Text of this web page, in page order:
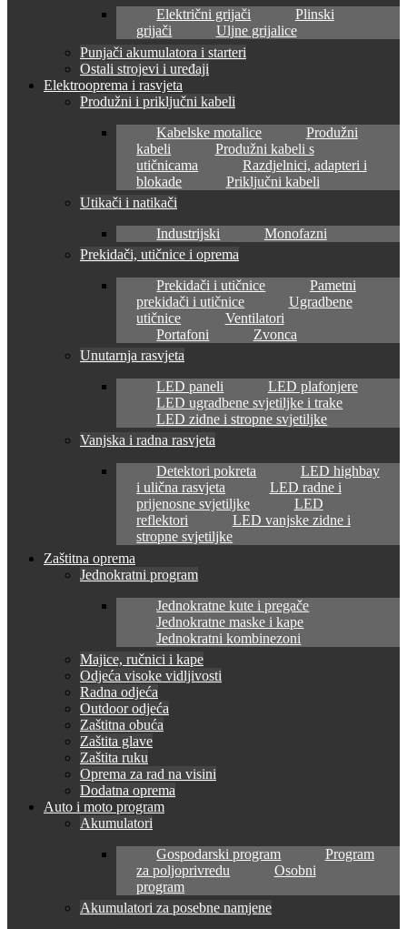
Električni grijači
Plinski
grijači
Uljne grijalice
Punjači akumulatora i starteri
Ostali strojevi i uređaji
Elektrooprema i rasvjeta
Produžni i priključni kabeli
Kabelske motalice
Produžni
kabeli
Produžni kabeli s
utičnicama
Razdjelnici, adapteri i
blokade
Priključni kabeli
Utikači i natikači
Industrijski
Monofazni
Prekidači, utičnice i oprema
Prekidači i utičnice
Pametni
prekidači i utičnice
Ugradbene
utičnice
Ventilatori
Portafoni
Zvonca
Unutarnja rasvjeta
LED paneli
LED plafonjere
LED ugradbene svjetiljke i trake
LED zidne i stropne svjetiljke
Vanjska i radna rasvjeta
Detektori pokreta
LED highbay
i ulična rasvjeta
LED radne i
prijenosne svjetiljke
LED
reflektori
LED vanjske zidne i
stropne svjetiljke
Zaštitna oprema
Jednokratni program
Jednokratne kute i pregače
Jednokratne maske i kape
Jednokratni kombinezoni
Majice, ručnici i kape
Odjeća visoke vidljivosti
Radna odjeća
Outdoor odjeća
Zaštitna obuća
Zaštita glave
Zaštita ruku
Oprema za rad na visini
Dodatna oprema
Auto i moto program
Akumulatori
Gospodarski program
Program
za poljoprivredu
Osobni
program
Akumulatori za posebne namjene